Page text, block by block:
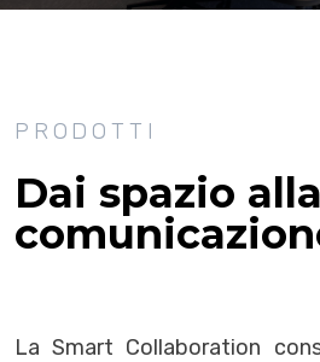
PRODOTTI
Dai spazio alla
La Smart Collaboration